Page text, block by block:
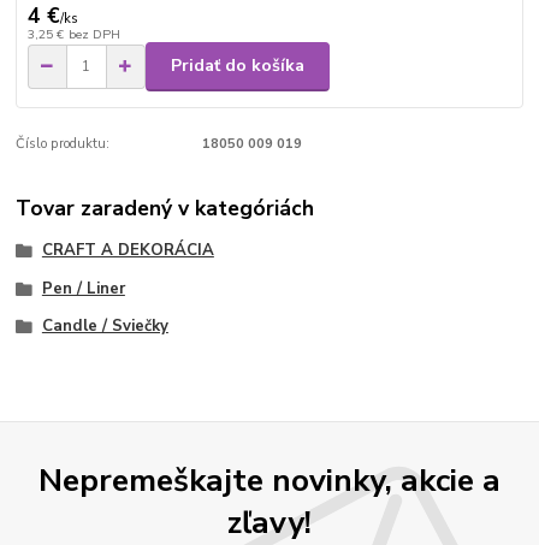
4 €/ks
3,25 € bez DPH
Pridať do košíka
Číslo produktu: 18050 009 019
Tovar zaradený v kategóriách
CRAFT A DEKORÁCIA
Pen / Liner
Candle / Sviečky
Nepremeškajte novinky, akcie a
zľavy!